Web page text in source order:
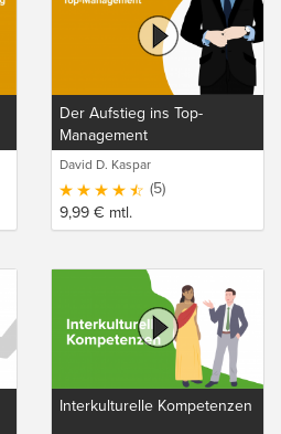
Der Aufstieg ins Top-
Management
David D. Kaspar
(5)
9,99 € mtl.
Interkulturelle Kompetenzen